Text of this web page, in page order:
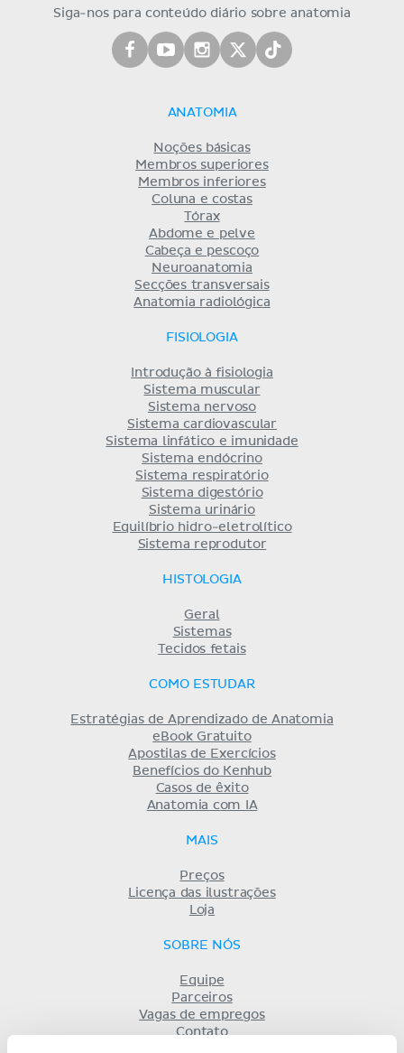
Siga-nos para conteúdo diário sobre anatomia
ANATOMIA
Noções básicas
Membros superiores
Membros inferiores
Coluna e costas
Tórax
Abdome e pelve
Cabeça e pescoço
Neuroanatomia
Secções transversais
Anatomia radiológica
FISIOLOGIA
Introdução à fisiologia
Sistema muscular
Sistema nervoso
Sistema cardiovascular
Sistema linfático e imunidade
Sistema endócrino
Sistema respiratório
Sistema digestório
Sistema urinário
Equilíbrio hidro-eletrolítico
Sistema reprodutor
HISTOLOGIA
Geral
Sistemas
Tecidos fetais
COMO ESTUDAR
Estratégias de Aprendizado de Anatomia
eBook Gratuito
Apostilas de Exercícios
Benefícios do Kenhub
Casos de êxito
Anatomia com IA
MAIS
Preços
Licença das ilustrações
Loja
SOBRE NÓS
Equipe
Parceiros
Vagas de empregos
Contato